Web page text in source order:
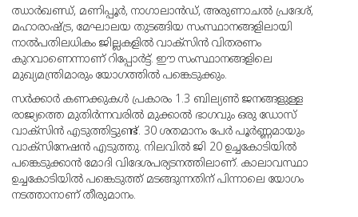
ഝാര്‍ഖണ്ഡ്, മണിപ്പൂര്‍, നാഗാലാന്‍ഡ്, അരുണാചല്‍ പ്രദേശ്,
മഹാരാഷ്ട്ര, മേഘാലയ തുടങ്ങിയ സംസ്ഥാനങ്ങളിലായി
നാല്‍പതിലധികം ജില്ലകളില്‍ വാക്‌സിന്‍ വിതരണം
കുറവാണെന്നാണ് റിപ്പോര്‍ട്ട്. ഈ സംസ്ഥാനങ്ങളിലെ
മുഖ്യമന്ത്രിമാരും യോഗത്തില്‍ പങ്കെടുക്കും.
സര്‍ക്കാര്‍ കണക്കുകള്‍ പ്രകാരം 1.3 ബില്യണ്‍ ജനങ്ങളുള്ള
രാജ്യത്തെ മുതിര്‍ന്നവരില്‍ മുക്കാല്‍ ഭാഗവും ഒരു ഡോസ്
വാക്‌സിന്‍ എടുത്തിട്ടുണ്ട്. 30 ശതമാനം പേര്‍ പൂര്‍ണ്ണമായും
വാക്‌സിനേഷന്‍ എടുത്തു. നിലവില്‍ ജി 20 ഉച്ചകോടിയില്‍
പങ്കെടുക്കാന്‍ മോദി വിദേശപര്യടനത്തിലാണ്. കാലാവസ്ഥാ
ഉച്ചകോടിയില്‍ പങ്കെടുത്ത് മടങ്ങുന്നതിന് പിന്നാലെ യോഗം
നടത്താനാണ് തീരുമാനം.